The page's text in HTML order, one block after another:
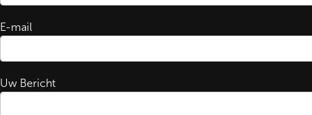
E-mail
Uw Bericht